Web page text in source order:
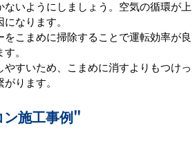
ます。
は、室外機の排気を風向調整板などで
に防ぎましょう。
いようにしましょう。空気の循環が上
なります。
こまめに掃除することで運転効率が良
すいため、こまめに消すよりもつけっ